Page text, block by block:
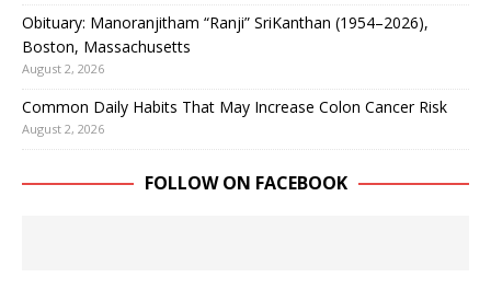
Obituary: Manoranjitham “Ranji” SriKanthan (1954–2026),
Boston, Massachusetts
August 2, 2026
Common Daily Habits That May Increase Colon Cancer Risk
August 2, 2026
FOLLOW ON FACEBOOK